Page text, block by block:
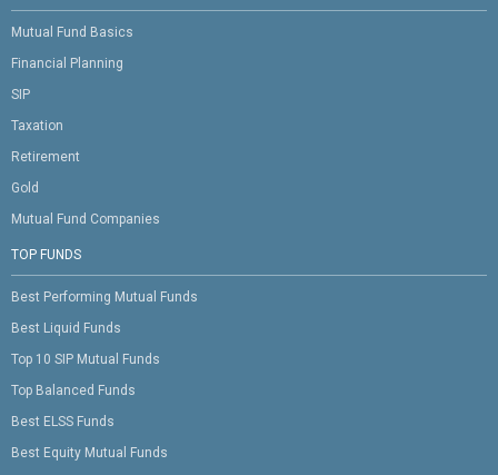
Mutual Fund Basics
Financial Planning
SIP
Taxation
Retirement
Gold
Mutual Fund Companies
TOP FUNDS
Best Performing Mutual Funds
Best Liquid Funds
Top 10 SIP Mutual Funds
Top Balanced Funds
Best ELSS Funds
Best Equity Mutual Funds